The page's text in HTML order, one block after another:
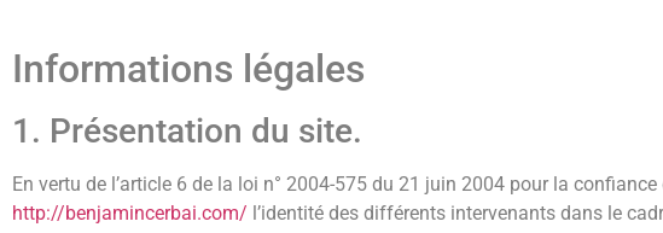
Informations légales
1. Présentation du site.
En vertu de l’article 6 de la loi n° 2004-575 du 21 juin 2004 pour la
http://benjamincerbai.com/ l’identité des différents intervenants dans le